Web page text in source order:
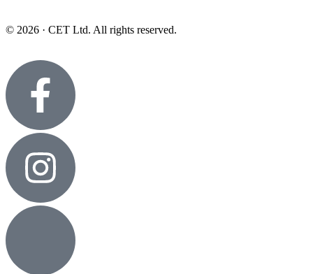
© 2026 · CET Ltd. All rights reserved.